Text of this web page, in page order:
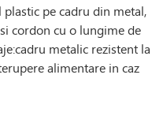
pe cadru din metal,
cordon cu o lungime de
metalic rezistent la
alimentare in caz